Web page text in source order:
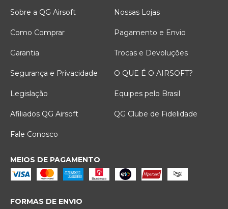
Sobre a QG Airsoft
Nossas Lojas
Como Comprar Pagamento e Envio
Garantia Trocas e Devoluções
Segurança e Privacidade O QUE É O AIRSOFT?
Legislação Equipes pelo Brasil
Afiliados QG Airsoft QG Clube de Fidelidade
Fale Conosco
MEIOS DE PAGAMENTO
FORMAS DE ENVIO